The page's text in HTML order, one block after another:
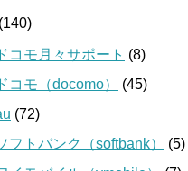
(140)
ドコモ月々サポート (8)
ドコモ（docomo）
(45)
(72)
フトバンク（softbank）
(5)